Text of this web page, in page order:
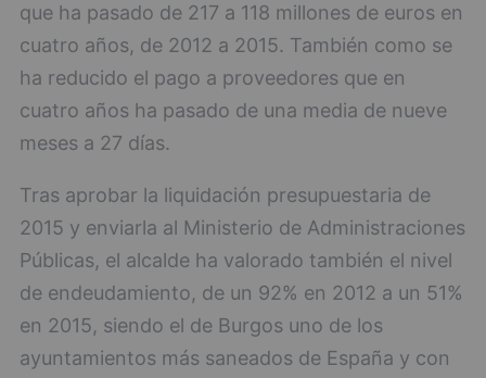
que ha pasado de 217 a 118 millones de euros en
cuatro años, de 2012 a 2015. También como se
ha reducido el pago a proveedores que en
cuatro años ha pasado de una media de nueve
meses a 27 días.
Tras aprobar la liquidación presupuestaria de
2015 y enviarla al Ministerio de Administraciones
Públicas, el alcalde ha valorado también el nivel
de endeudamiento, de un 92% en 2012 a un 51%
en 2015, siendo el de Burgos uno de los
ayuntamientos más saneados de España y con